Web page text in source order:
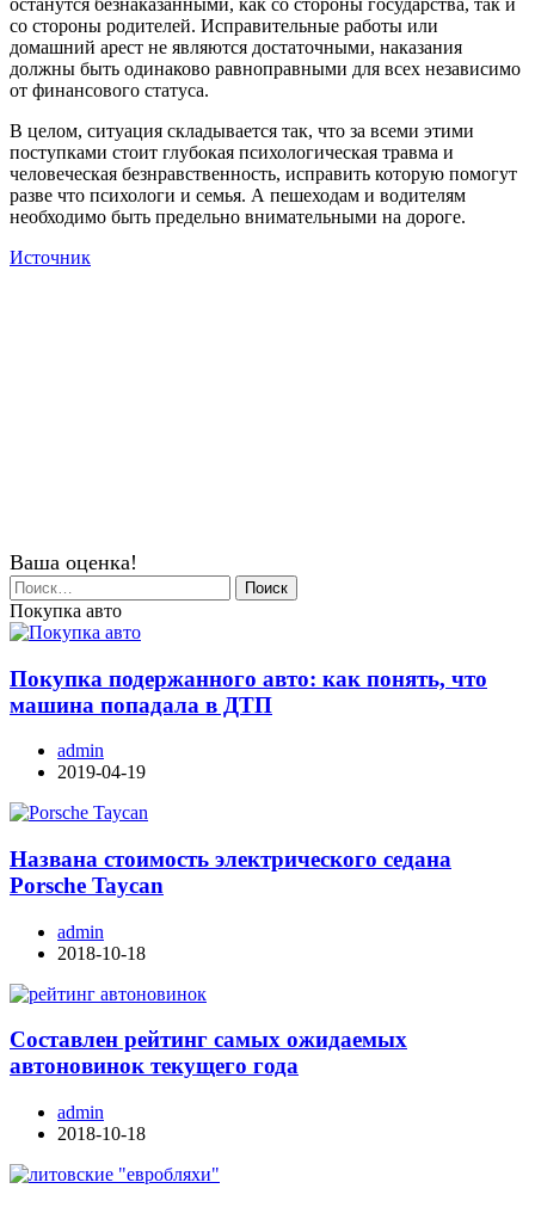
со стороны родителей. Исправительные работы или
домашний арест не являются достаточными, наказания
должны быть одинаково равноправными для всех независимо
от финансового статуса.
В целом, ситуация складывается так, что за всеми этими
поступками стоит глубокая психологическая травма и
человеческая безнравственность, исправить которую помогут
разве что психологи и семья. А пешеходам и водителям
необходимо быть предельно внимательными на дороге.
Источник
Ваша оценка!
Найти:
Покупка авто
Покупка подержанного авто: как понять, что
машина попадала в ДТП
admin
2019-04-19
Названа стоимость электрического седана
Porsche Taycan
admin
2018-10-18
Составлен рейтинг самых ожидаемых
автоновинок текущего года
admin
2018-10-18